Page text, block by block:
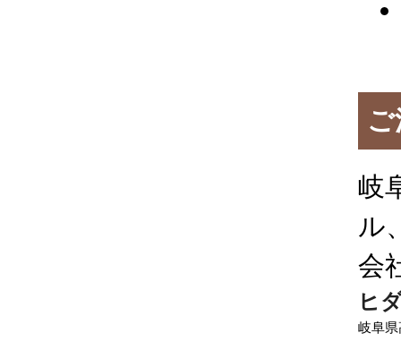
岐
ル
会
ヒ
岐阜